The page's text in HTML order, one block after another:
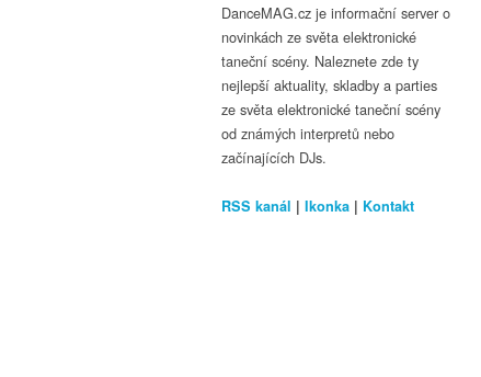
DanceMAG.cz je informační server o
novinkách ze světa elektronické
taneční scény. Naleznete zde ty
nejlepší aktuality, skladby a parties
ze světa elektronické taneční scény
od známých interpretů nebo
začínajících DJs.
RSS kanál | Ikonka | Kontakt